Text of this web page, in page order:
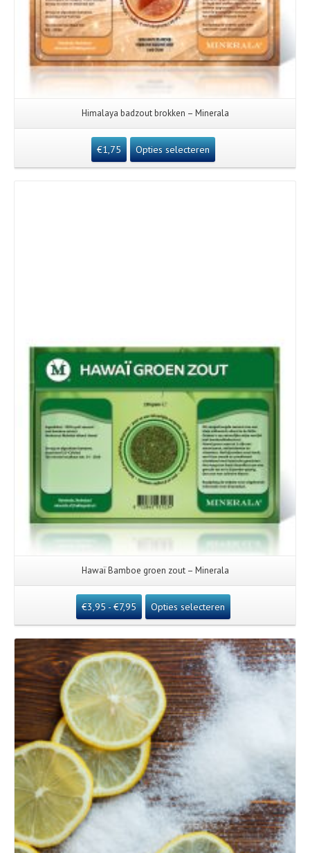
Himalaya badzout brokken – Minerala
€1,75 Opties selecteren
Hawaï Bamboe groen zout – Minerala
€3,95- €7,95 Opties selecteren